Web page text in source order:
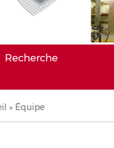
Recherche
Équipe